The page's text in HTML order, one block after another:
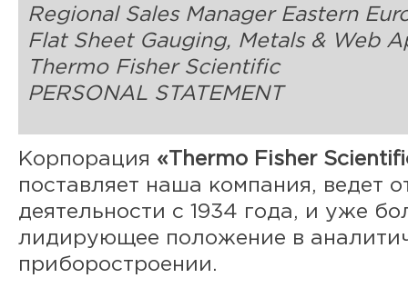
Regional Sales Manager Eastern
Flat Sheet Gauging, Metals & Web
Thermo Fisher Scientific
PERSONAL STATEMENT
Корпорация «Thermo Fisher
поставляет наша компания, ведет
деятельности с 1934 года, и уже
лидирующее положение в
приборостроении.